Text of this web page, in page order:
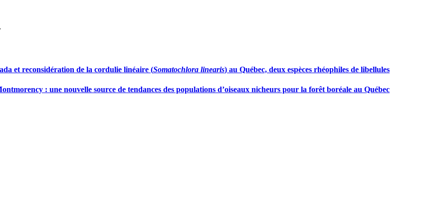
et reconsidération de la cordulie linéaire (Somatochlora linearis) au Québec, deux espèces rhéophiles de libellules
: une nouvelle source de tendances des populations d’oiseaux nicheurs pour la forêt boréale au Québec